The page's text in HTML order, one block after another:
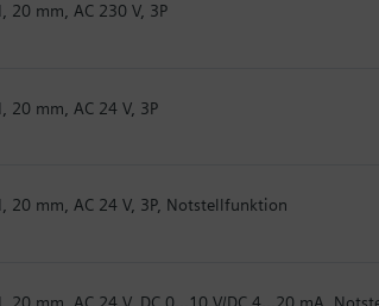
20 mm, AC 230 V, 3P
20 mm, AC 24 V, 3P
20 mm, AC 24 V, 3P, Notstellfunktion
mm, AC 24 V, DC 0...10 V/DC 4...20 mA,